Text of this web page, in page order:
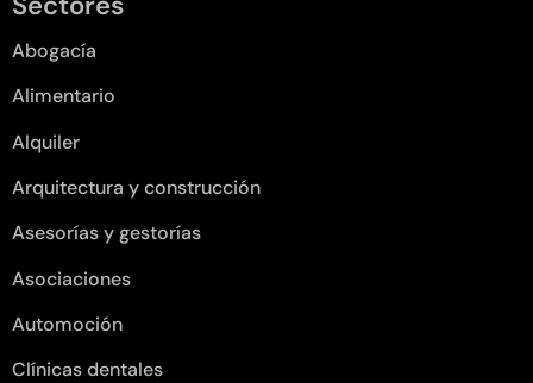
Abogacía
Alimentario
Alquiler
Arquitectura y construcción
Asesorías y gestorías
Asociaciones
Automoción
Clínicas dentales